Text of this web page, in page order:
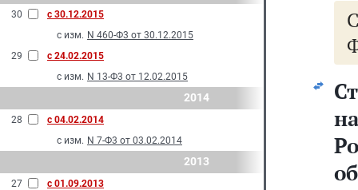
30
с 30.12.2015
с изм. N 460-Ф3 от 30.12.2015
29
с 24.02.2015
с изм. N 13-Ф3 от 12.02.2015
2014
28
с 04.02.2014
с изм. N 7-Ф3 от 03.02.2014
2013
27
с 01.09.2013